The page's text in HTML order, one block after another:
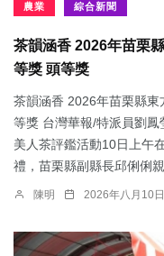
農業 綜合新聞
茶韻涵香 2026年苗栗
等獎 頭等獎
茶韻涵香 2026年苗栗縣
等獎 台灣華報/特派員劉
美人茶評鑑活動10日上午
禮，苗栗縣副縣長邱俐俐
陳明 2026年八月10日